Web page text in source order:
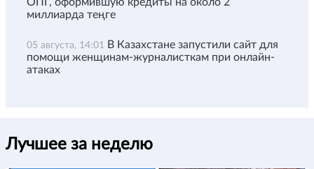
миллиарда теңге
05 августа, 14:01 В Казахстане запустили сайт для
помощи женщинам-журналисткам при онлайн-
атаках
Лучшее за неделю